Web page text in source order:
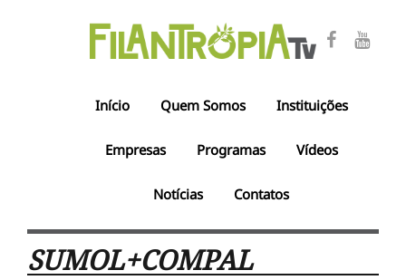
Início Quem Somos Instituições
Empresas Programas Vídeos
Notícias Contatos
SUMOL+COMPAL